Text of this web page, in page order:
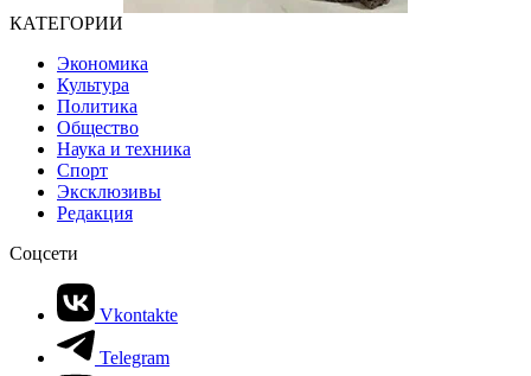
КАТЕГОРИИ
Экономика
Культура
Политика
Общество
Наука и техника
Спорт
Эксклюзивы
Редакция
Соцсети
Vkontakte
Telegram